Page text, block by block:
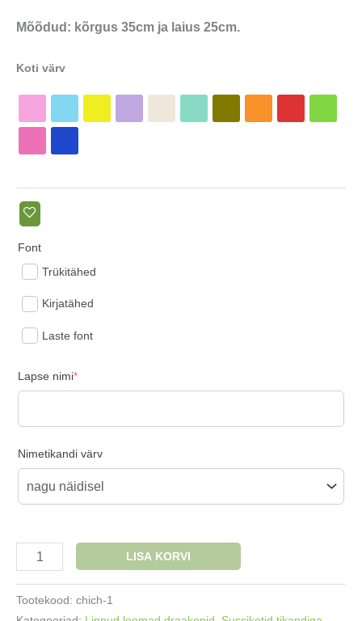
Mõõdud: kõrgus 35cm ja laius 25cm.
Koti värv
Font
Trükitähed
Kirjatähed
Laste font
Lapse nimi*(required)
Nimetikandi värv
Nimega
sussikott
LISA KORVI
Tootekood: chich-1